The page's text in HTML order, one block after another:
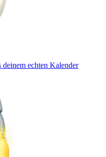
echten Kalender